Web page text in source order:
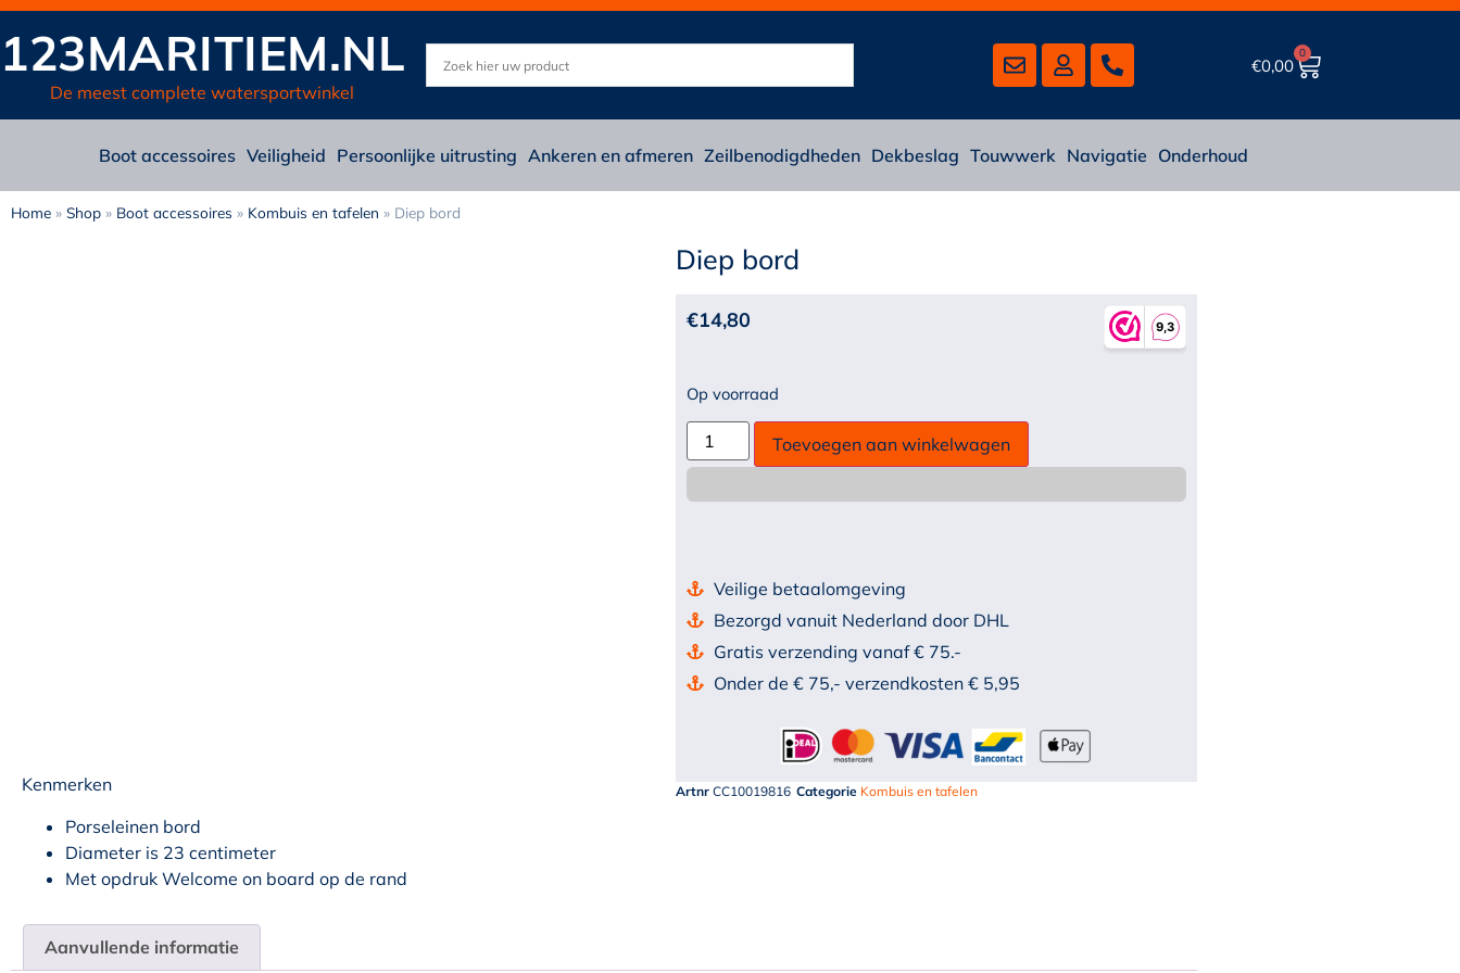
123MARITIEM.NL
De meest complete watersportwinkel
€0,00
0
Boot accessoires Veiligheid Persoonlijke uitrusting Ankeren en afmeren Zeilbenodigdheden Dekbeslag Touwwerk Navigatie Onderhoud
Home » Shop » Boot accessoires » Kombuis en tafelen » Diep bord
Kenmerken
Porseleinen bord
Diameter is 23 centimeter
Met opdruk Welcome on board op de rand
Diep bord
€14,80
Op voorraad
Toevoegen aan winkelwagen
Veilige betaalomgeving
Bezorgd vanuit Nederland door DHL
Gratis verzending vanaf € 75.-
Onder de € 75,- verzendkosten € 5,95
Artnr CC10019816 Categorie Kombuis en tafelen
Aanvullende informatie